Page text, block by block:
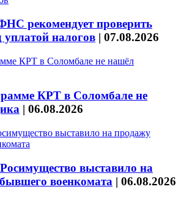
рекомендует проверить
уплатой налогов | 07.08.2026
КРТ в Соломбале не
| 06.08.2026
выставило на
военкомата | 06.08.2026